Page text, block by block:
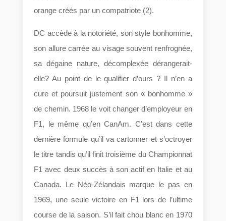
orange créés par un compatriote (2).
DC accède à la notoriété, son style bonhomme,
son allure carrée au visage souvent renfrognée,
sa dégaine nature, décomplexée dérangerait-
elle? Au point de le qualifier d’ours ? Il n’en a
cure et poursuit justement son « bonhomme »
de chemin. 1968 le voit changer d’employeur en
F1, le même qu’en CanAm. C’est dans cette
dernière formule qu’il va cartonner et s’octroyer
le titre tandis qu’il finit troisième du Championnat
F1 avec deux succès à son actif en Italie et au
Canada. Le Néo-Zélandais marque le pas en
1969, une seule victoire en F1 lors de l’ultime
course de la saison. S’il fait chou blanc en 1970